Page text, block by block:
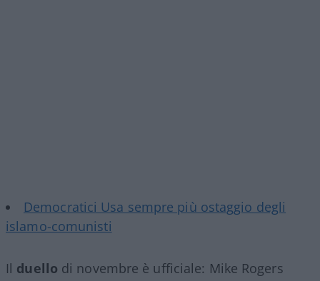
Democratici Usa sempre più ostaggio degli
islamo-comunisti
Il duello di novembre è ufficiale: Mike Rogers